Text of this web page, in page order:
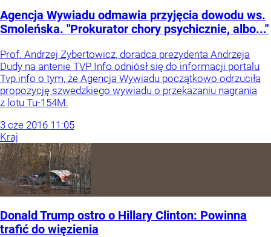
Agencja Wywiadu odmawia przyjęcia dowodu ws.
Smoleńska. "Prokurator chory psychicznie, albo..."
Prof. Andrzej Zybertowicz, doradca prezydenta Andrzeja
Dudy na antenie TVP Info odniósł się do informacji portalu
Tvp.info o tym, że Agencja Wywiadu początkowo odrzuciła
propozycję szwedzkiego wywiadu o przekazaniu nagrania
z lotu Tu-154M.
3 cze 2016 11:05
Kraj
Donald Trump ostro o Hillary Clinton: Powinna
trafić do więzienia